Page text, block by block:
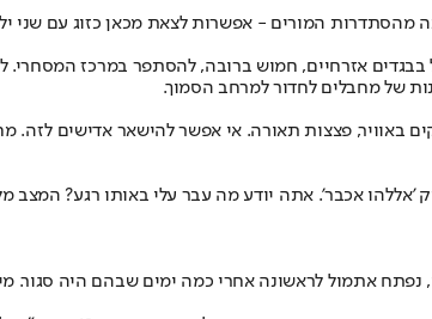
מהסתדרות המורים - אפשרות לצאת מכאן כזוג עם
אזרחיים, חמוש ברובה, להסתפר במרכז
של מחבלים לחדור למרחב הסמוך.
באוויר, פצצות תאורה. אי אפשר להישאר אדישים לזה.
אכבר'. אתה יודע מה עבר עלי באותו רגע? המצב
את החרדה אפשר לראות בכל מקום. הסניף של מאפיית "אורן משי", ברחוב איילה 17, נפתח